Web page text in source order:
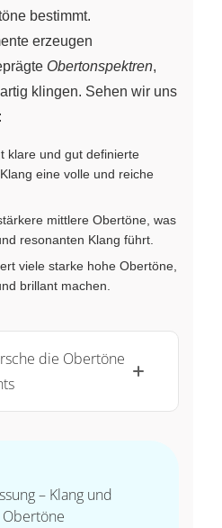
bestimmt.
erzeugen
Obertonspektren,
klingen. Sehen wir uns
klare und gut definierte
eine volle und reiche
mittlere Obertöne, was
resonanten Klang führt.
viele starke hohe Obertöne,
brillant machen.
die Obertöne
– Klang und